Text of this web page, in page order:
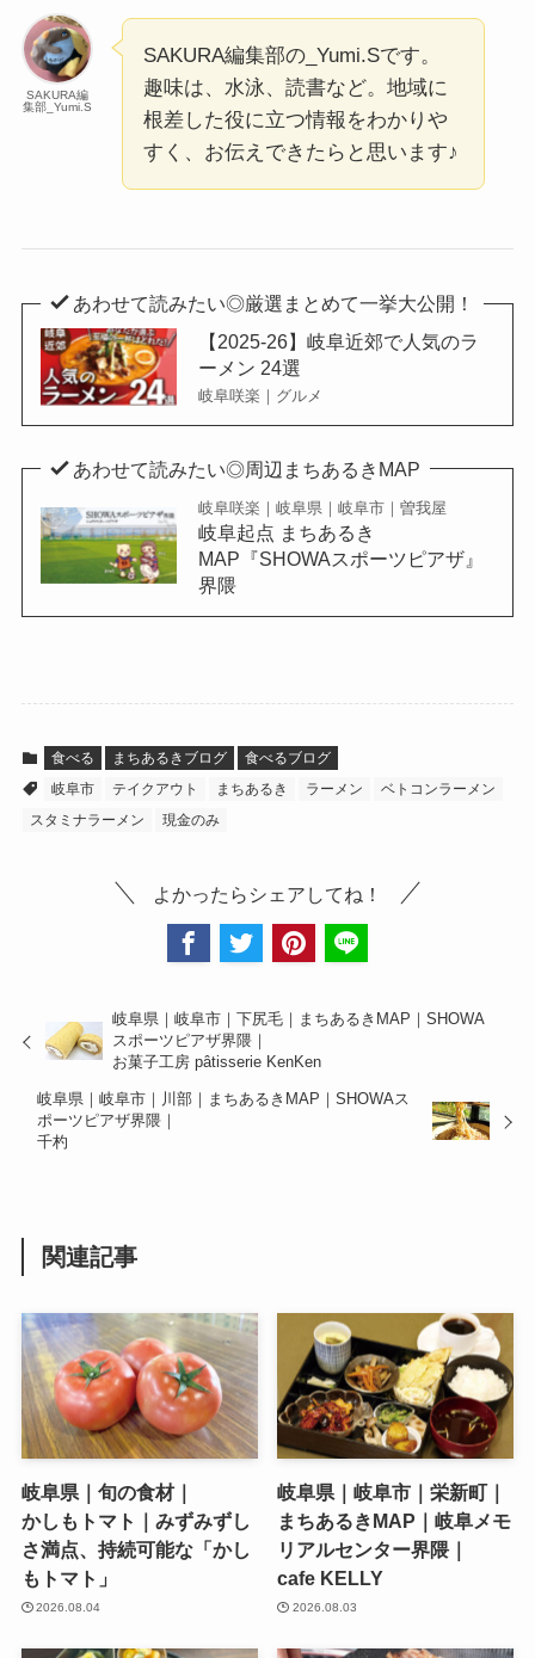
SAKURA編
集部_Yumi.S
SAKURA編集部の_Yumi.Sです。
趣味は、水泳、読書など。地域に
根差した役に立つ情報をわかりや
すく、お伝えできたらと思います♪
あわせて読みたい◎厳選まとめて一挙大公開！
【2025-26】岐阜近郊で人気のラ
ーメン 24選
岐阜咲楽｜グルメ
あわせて読みたい◎周辺まちあるきMAP
岐阜咲楽｜岐阜県｜岐阜市｜曽我屋
岐阜起点 まちあるき
MAP『SHOWAスポーツピアザ』
界隈
食べる まちあるきブログ
食べるブログ
岐阜市
テイクアウト まちあるき ラーメン
ベトコンラーメン
スタミナラーメン
現金のみ
よかったらシェアしてね！
岐阜県｜岐阜市｜下尻毛｜まちあるきMAP｜SHOWA
スポーツピアザ界隈｜
お菓子工房 pâtisserie KenKen
岐阜県｜岐阜市｜川部｜まちあるきMAP｜SHOWAス
ポーツピアザ界隈｜
千杓
関連記事
岐阜県｜旬の食材｜
かしもトマト｜みずみずし
さ満点、持続可能な「かし
もトマト」
2026.08.04
岐阜県｜岐阜市｜栄新町｜
まちあるきMAP｜岐阜メモ
リアルセンター界隈｜
cafe KELLY
2026.08.03